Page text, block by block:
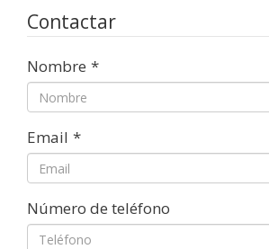
Contactar
Nombre *
Email *
Número de teléfono